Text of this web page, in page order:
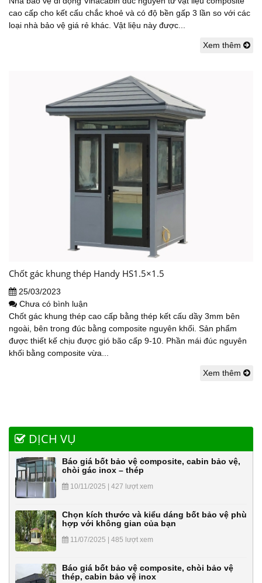
cao cấp cho kết cấu chắc khoẻ và có độ bền gấp 3 lần so với các
loại nhà bảo vệ giá rẻ khác. Vật liệu này được...
Xem thêm
Chốt gác khung thép Handy HS1.5×1.5
25/03/2023
Chưa có bình luận
Chốt gác khung thép cao cấp bằng thép kết cấu dầy 3mm bên
ngoài, bên trong đúc bằng composite nguyên khối. Sản phẩm
được thiết kế chịu được gió bão cấp 9-10. Phần mái đúc nguyên
khối bằng composite vừa...
Xem thêm
DỊCH VỤ
Báo giá bốt bảo vệ composite, cabin bảo vệ,
chòi gác inox – thép
10/11/2025 | 427 lượt xem
Chọn kích thước và kiểu dáng bốt bảo vệ phù
hợp với không gian của bạn
11/07/2025 | 485 lượt xem
Báo giá bốt bảo vệ composite, chòi bảo vệ
thép, cabin bảo vệ inox